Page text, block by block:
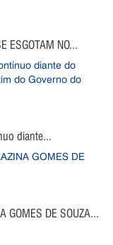
ESGOTAM NO...
diante...
GOMES DE SOUZA...